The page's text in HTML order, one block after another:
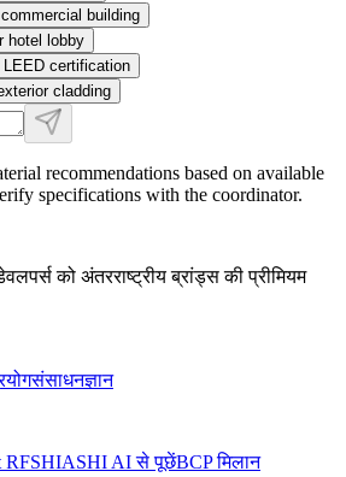
building
hotel lobby
certification
cladding
recommendations based on available
specifications with the coordinator.
को अंतरराष्ट्रीय ब्रांड्स की प्रीमियम
संसाधनज्ञान
RFSHIASHI AI से पूछेंBCP मिलान